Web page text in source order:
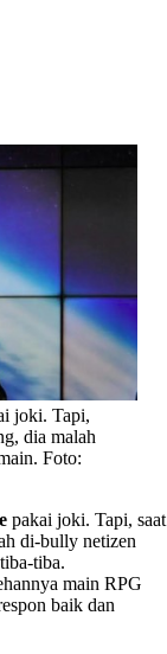
joki. Tapi,
dia malah
Foto:
pakai joki. Tapi, saat
di-bully netizen
tiba.
main RPG
baik dan